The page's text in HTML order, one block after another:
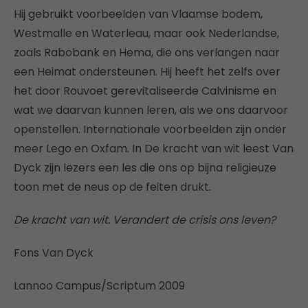
Hij gebruikt voorbeelden van Vlaamse bodem,
Westmalle en Waterleau, maar ook Nederlandse,
zoals Rabobank en Hema, die ons verlangen naar
een Heimat ondersteunen. Hij heeft het zelfs over
het door Rouvoet gerevitaliseerde Calvinisme en
wat we daarvan kunnen leren, als we ons daarvoor
openstellen. Internationale voorbeelden zijn onder
meer Lego en Oxfam. In De kracht van wit leest Van
Dyck zijn lezers een les die ons op bijna religieuze
toon met de neus op de feiten drukt.
De kracht van wit. Verandert de crisis ons leven?
Fons Van Dyck
Lannoo Campus/Scriptum 2009